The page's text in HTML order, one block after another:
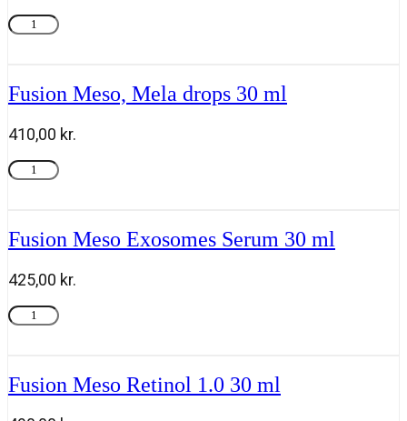
ml
Fusion
Meso,
30
ml
Fusion Meso, Mela drops 30 ml
410,00 kr.
Fusion
Meso,
30
ml
Fusion Meso Exosomes Serum 30 ml
425,00 kr.
Fusion
Meso
30
ml
Fusion Meso Retinol 1.0 30 ml